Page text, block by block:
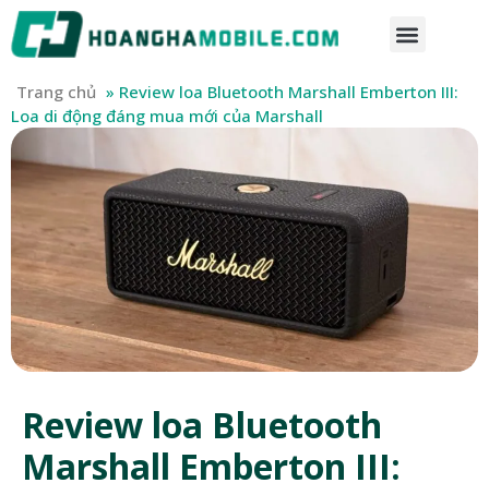
Trang chủ » Review loa Bluetooth Marshall Emberton III:
Loa di động đáng mua mới của Marshall
Review loa Bluetooth
Marshall Emberton III: